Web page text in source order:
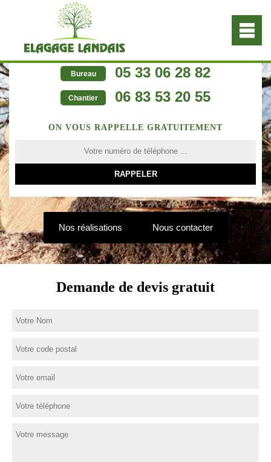
Bureau 05 33 06 28 82
Chantier 06 83 53 20 55
ON VOUS RAPPELLE GRATUITEMENT
Nos réalisations Nous contacter
Demande de devis gratuit